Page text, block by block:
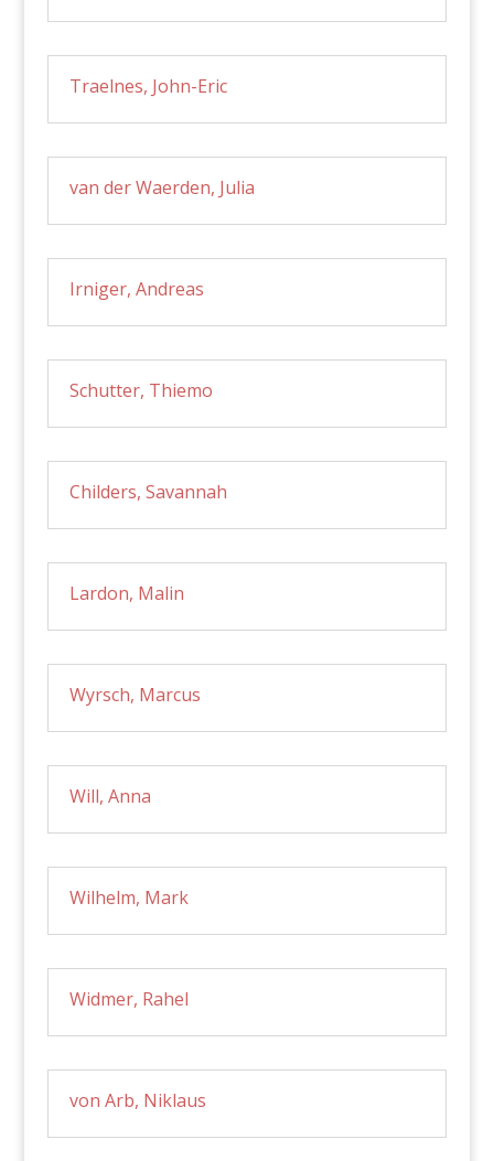
Traelnes, John-Eric
van der Waerden, Julia
Irniger, Andreas
Schutter, Thiemo
Childers, Savannah
Lardon, Malin
Wyrsch, Marcus
Will, Anna
Wilhelm, Mark
Widmer, Rahel
von Arb, Niklaus